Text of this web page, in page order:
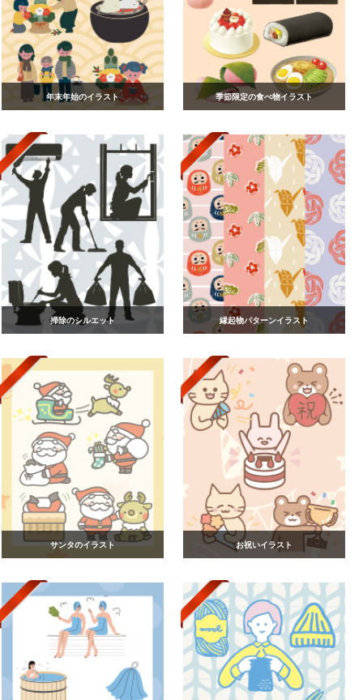
年末年始のイラスト 季節限定の食べ物イラスト
掃除のシルエット 縁起物パターンイラスト
サンタのイラスト お祝いイラスト